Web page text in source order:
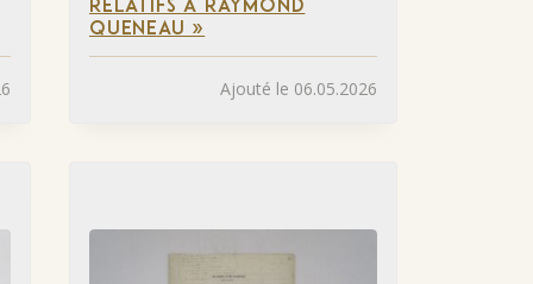
RELATIFS À RAYMOND
QUENEAU »
Ajouté le 06.05.2026